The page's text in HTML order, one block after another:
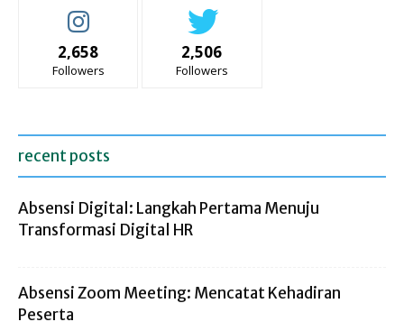
2,658
Followers
2,506
Followers
recent posts
Absensi Digital: Langkah Pertama Menuju
Transformasi Digital HR
Absensi Zoom Meeting: Mencatat Kehadiran
Peserta